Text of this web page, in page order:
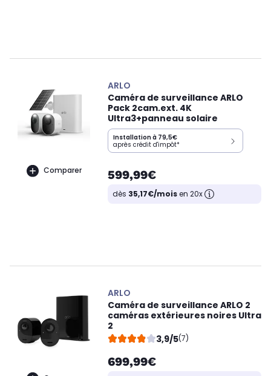
Comparer
ARLO
Caméra de surveillance ARLO
Pack 2cam.ext. 4K
Ultra3+panneau solaire
Installation à 79,5€
après crédit d'impôt*
599,99€
dès 35,17€/moisen 20x
ARLO
Caméra de surveillance ARLO 2
caméras extérieures noires Ultra
2
3,9/5(7)
699,99€